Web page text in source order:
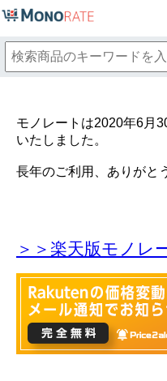
モノレートは2020年6月
いたしました。
長年のご利用、ありがと
＞＞楽天版モノレ